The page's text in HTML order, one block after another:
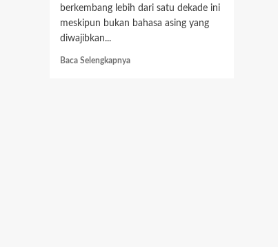
berkembang lebih dari satu dekade ini
meskipun bukan bahasa asing yang
diwajibkan...
Baca SelengkapnyaRead